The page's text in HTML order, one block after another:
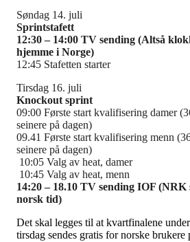
Søndag 14. juli
Sprintstafett
12:30 – 14:00 TV sending (Altså
hjemme i Norge)
12:45 Stafetten starter
Tirsdag 16. juli
Knockout sprint
09:00 Første start kvalifisering damer
seinere på dagen)
09.41 Første start kvalifisering menn
seinere på dagen)
10:05 Valg av heat, damer
10:45 Valg av heat, menn
14:20 – 18.10 TV sending IOF
norsk tid)
Det skal legges til at kvartfinalene
tirsdag sendes gratis for norske brukere